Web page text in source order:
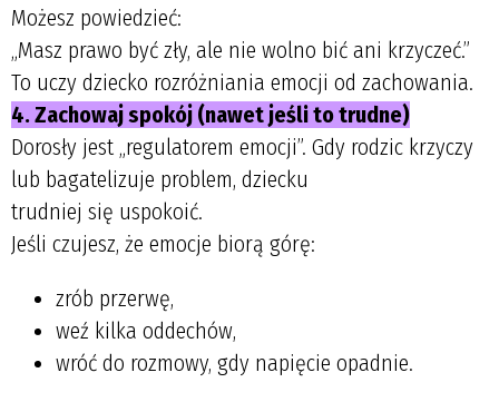
Możesz powiedzieć:
„Masz prawo być zły, ale nie wolno bić ani krzyczeć.”
To uczy dziecko rozróżniania emocji od zachowania.
4. Zachowaj spokój (nawet jeśli to trudne)
Dorosły jest „regulatorem emocji”. Gdy rodzic krzyczy
lub bagatelizuje problem, dziecku
trudniej się uspokoić.
Jeśli czujesz, że emocje biorą górę:
zrób przerwę,
weź kilka oddechów,
wróć do rozmowy, gdy napięcie opadnie.